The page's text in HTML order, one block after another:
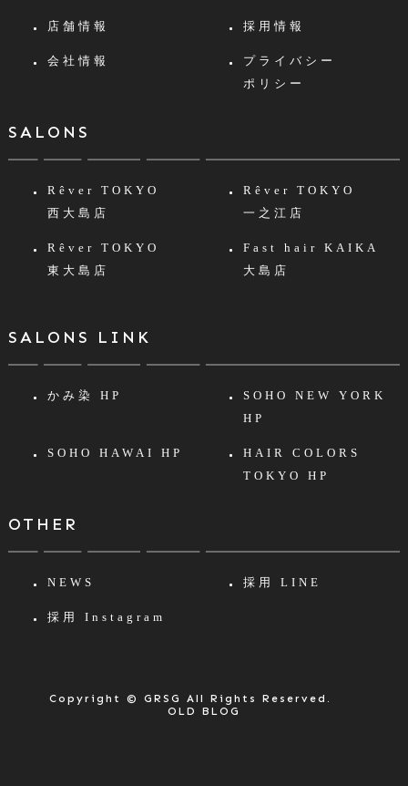
店舗情報 採用情報
会社情報
プライバシー
ポリシー
SALONS
Rêver TOKYO
西大島店
Rêver TOKYO
一之江店
Rêver TOKYO
東大島店
Fast hair KAIKA
大島店
SALONS LINK
かみ染 HP
SOHO NEW YORK
HP
SOHO HAWAI HP
HAIR COLORS
TOKYO HP
OTHER
NEWS 採用 LINE
採用 Instagram
Copyright © GRSG All Rights Reserved.
OLD BLOG